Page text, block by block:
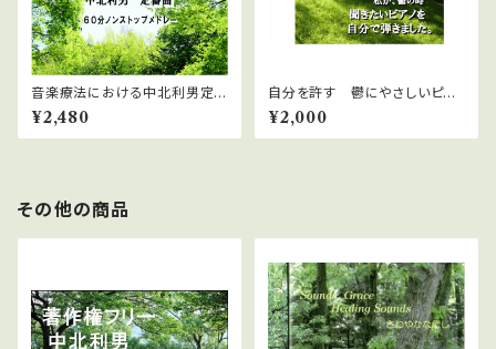
音楽療法における中北利男定
番曲メドレー ６０分ノンストッ
プ 癒しのピアノ
¥2,480
自分を許す 鬱にやさしいピア
ノ
¥2,000
その他の商品